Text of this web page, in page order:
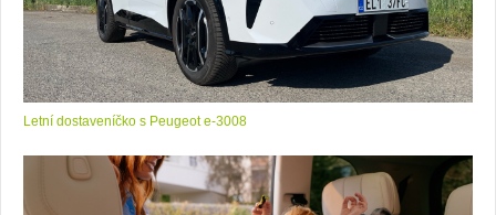
Letní dostaveníčko s Peugeot e-3008